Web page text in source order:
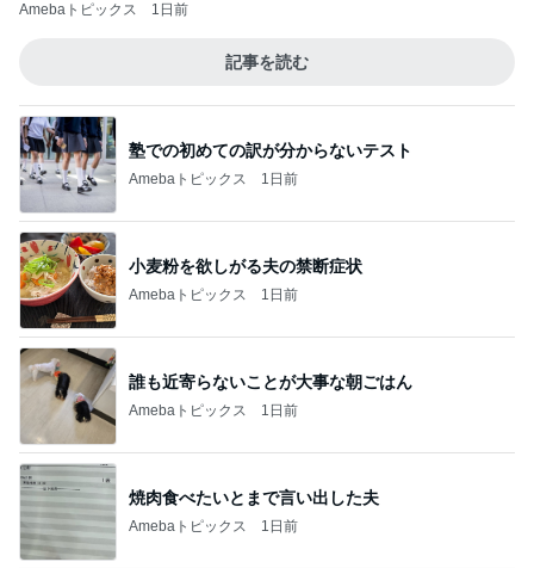
Amebaトピックス 1日前
記事を読む
塾での初めての訳が分からないテスト
Amebaトピックス 1日前
小麦粉を欲しがる夫の禁断症状
Amebaトピックス 1日前
誰も近寄らないことが大事な朝ごはん
Amebaトピックス 1日前
焼肉食べたいとまで言い出した夫
Amebaトピックス 1日前